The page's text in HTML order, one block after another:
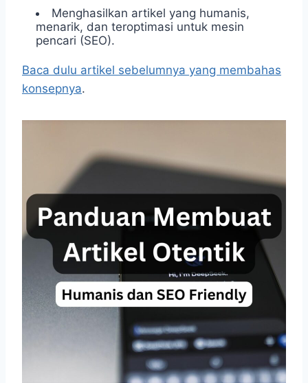
Menghasilkan artikel yang humanis,
menarik, dan teroptimasi untuk mesin
pencari (SEO).
Baca dulu artikel sebelumnya yang membahas
konsepnya.